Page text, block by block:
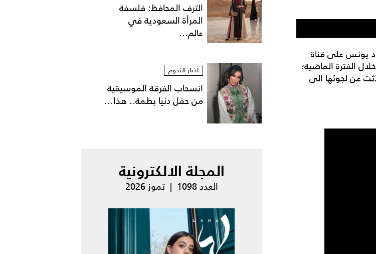
الفنانة غادة عادل
يونس على قناة
الفترة الماضية؛
عن لجوئها الى
الترف المحافظ: فلسفة
المرأة السعودية في
عالم...
أخبار النجوم
انسحاب الفرقة الموسيقية
من حفل دنيا بطمة.. هذا...
المجلة الالكترونية
العدد 1098 | تموز 2026